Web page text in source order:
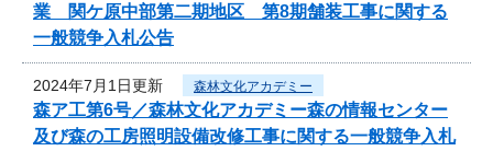
業 関ケ原中部第二期地区 第8期舗装工事に関する
一般競争入札公告
2024年7月1日更新 森林文化アカデミー
森ア工第6号／森林文化アカデミー森の情報センター
及び森の工房照明設備改修工事に関する一般競争入札